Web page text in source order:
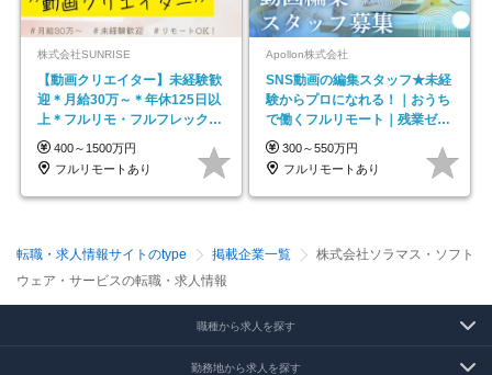
株式会社SUNRISE
【動画クリエイター】未経験歓
迎＊月給30万～＊年休125日以
上＊フルリモ・フルフレックス
◆10名の採用が決定◆
400～1500万円
フルリモートあり
Apollon株式会社
SNS動画の編集スタッフ★未経
験からプロになれる！｜おうち
で働くフルリモート｜残業ゼロ
で18時退勤◎
300～550万円
フルリモートあり
転職・求人情報サイトのtype 掲載企業一覧
株式会社ソラマス・ソフト
ウェア・サービスの転職・求人情報
職種から求人を探す
勤務地から求人を探す